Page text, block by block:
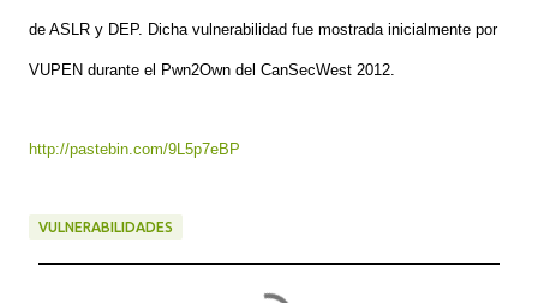
de ASLR y DEP. Dicha vulnerabilidad fue mostrada inicialmente por
VUPEN durante el Pwn2Own del CanSecWest 2012.
http://pastebin.com/9L5p7eBP
VULNERABILIDADES